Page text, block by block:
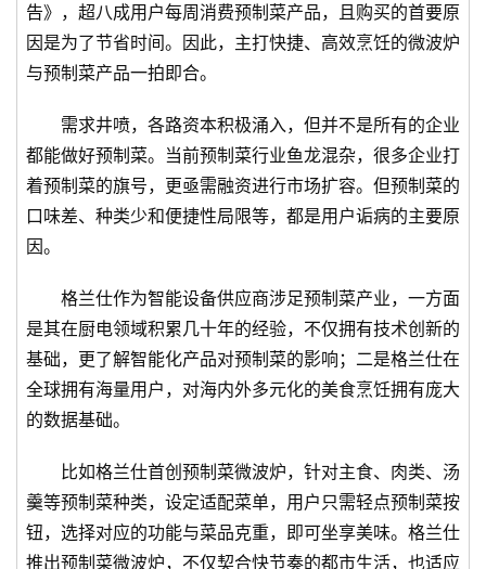
5
G
智
能
A
技
快
讯
创
数
告》，超八成用户每周消费预制菜产品，且购买的首要原
因是为了节省时间。因此，主打快捷、高效烹饪的微波炉
与预制菜产品一拍即合。
需求井喷，各路资本积极涌入，但并不是所有的企业
都能做好预制菜。当前预制菜行业鱼龙混杂，很多企业打
着预制菜的旗号，更亟需融资进行市场扩容。但预制菜的
口味差、种类少和便捷性局限等，都是用户诟病的主要原
因。
格兰仕作为智能设备供应商涉足预制菜产业，一方面
是其在厨电领域积累几十年的经验，不仅拥有技术创新的
基础，更了解智能化产品对预制菜的影响；二是格兰仕在
全球拥有海量用户，对海内外多元化的美食烹饪拥有庞大
的数据基础。
比如格兰仕首创预制菜微波炉，针对主食、肉类、汤
羹等预制菜种类，设定适配菜单，用户只需轻点预制菜按
钮，选择对应的功能与菜品克重，即可坐享美味。格兰仕
推出预制菜微波炉，不仅契合快节奏的都市生活，也适应